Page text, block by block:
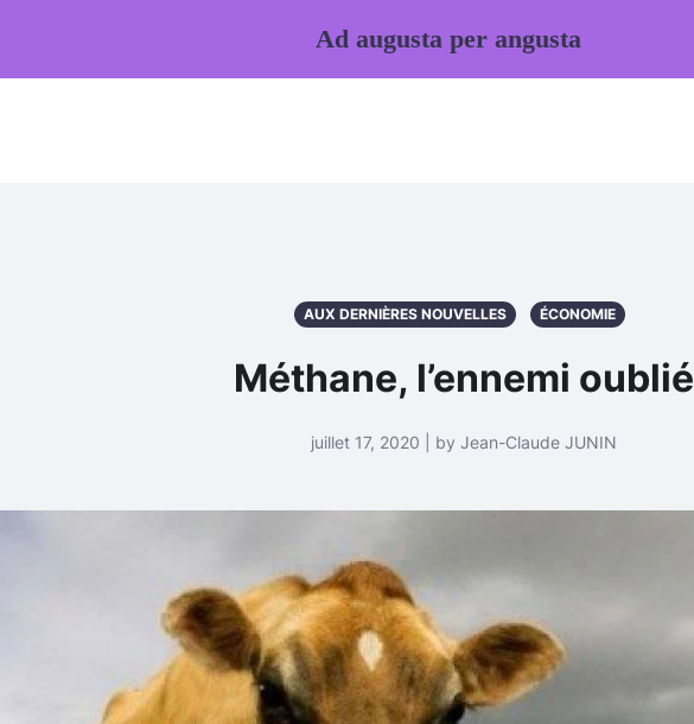
AUX DERNIÈRES NOUVELLES ÉCONOMIE
Méthane, l’ennemi oublié
juillet 17, 2020 | by Jean-Claude JUNIN
Ad augusta per angusta